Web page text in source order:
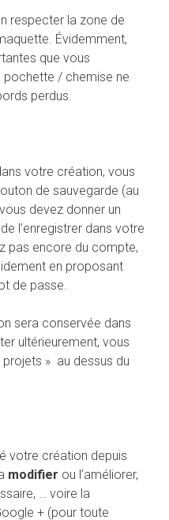
respecter la zone de
Évidemment,
que vous
/ chemise ne
perdus.
votre création, vous
de sauvegarde (au
devez donner un
l’enregistrer dans votre
pas encore du compte,
en proposant
de passe.
sera conservée dans
ultérieurement, vous
projets » au dessus du
votre création depuis
modifier ou l’améliorer,
… voire la
+ (pour toute